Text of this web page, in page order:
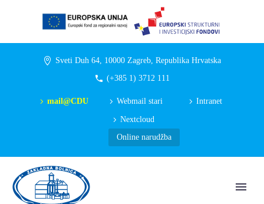
Sveti Duh 64, 10000 Zagreb, Republika Hrvatska
(+385 1) 3712 111
mail@CDU Webmail stari Intranet
Nextcloud
Online narudžba